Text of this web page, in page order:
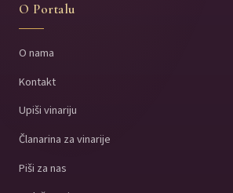
O Portalu
O nama
Kontakt
Upiši vinariju
Članarina za vinarije
Piši za nas